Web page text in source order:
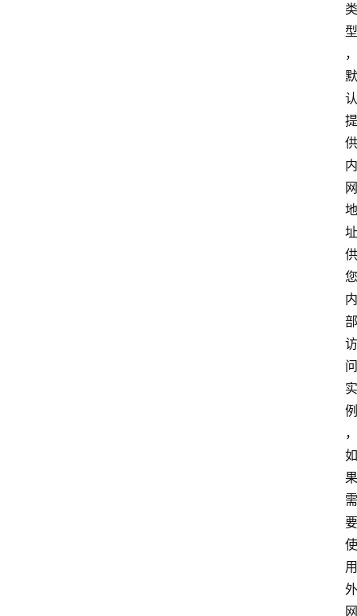
类
型
，
默
认
提
供
内
网
地
址
供
您
内
部
访
问
实
例
，
如
果
需
要
使
用
外
网